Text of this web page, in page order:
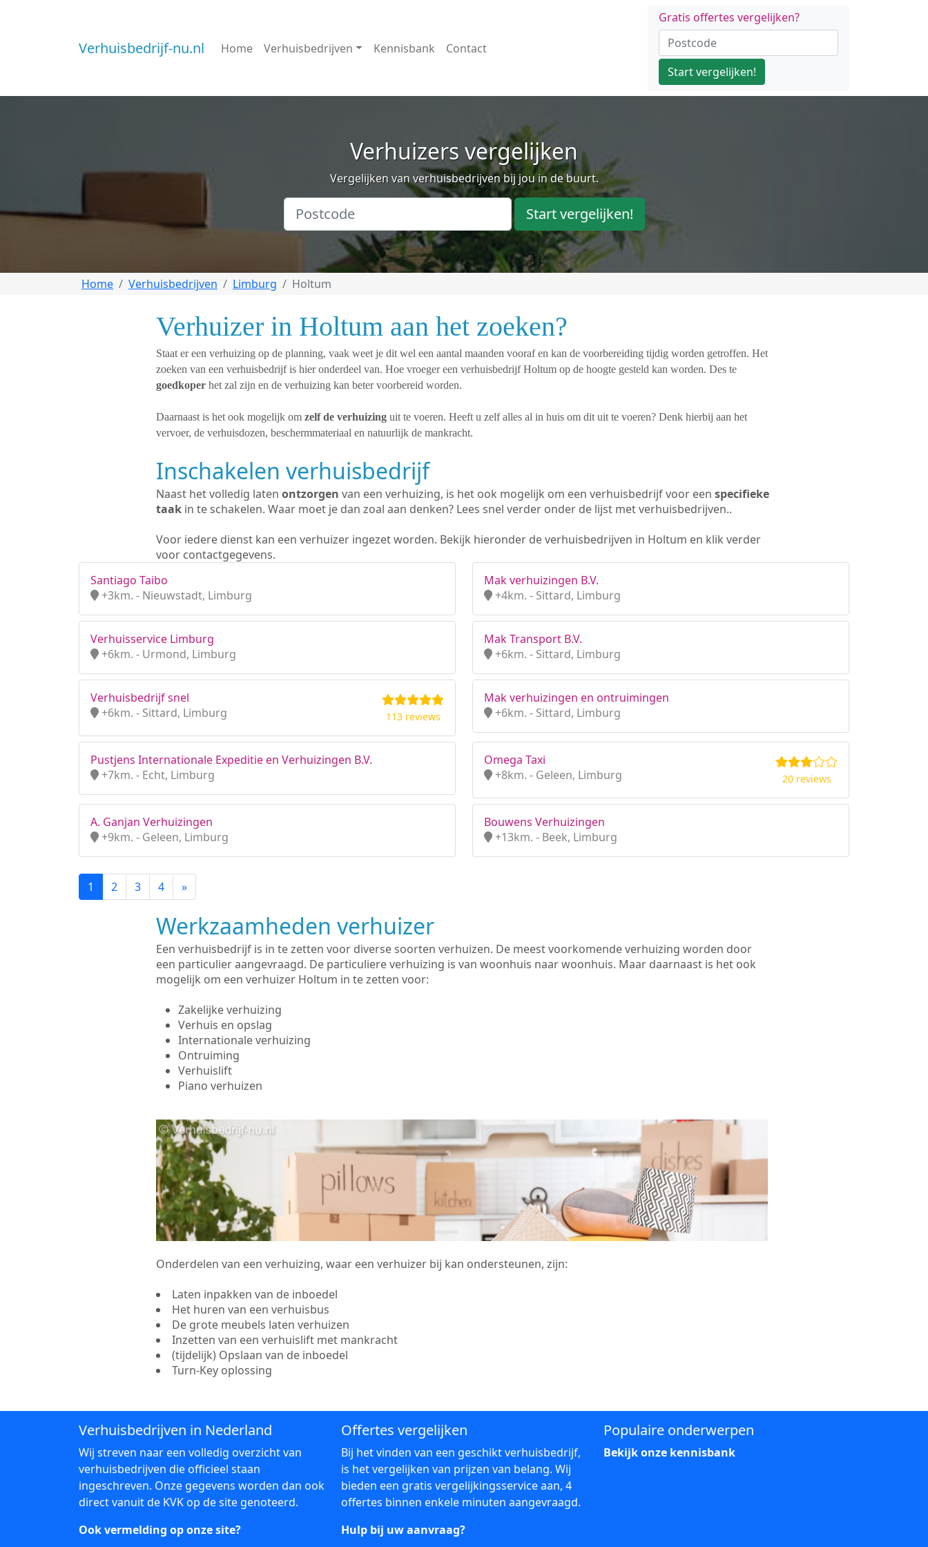
Verhuisbedrijf-nu.nl Home Verhuisbedrijven Kennisbank Contact
Gratis offertes vergelijken?
Start vergelijken!
Verhuizers vergelijken
Vergelijken van verhuisbedrijven bij jou in de buurt.
Start vergelijken!
Home Verhuisbedrijven Limburg Holtum
Verhuizer in Holtum aan het zoeken?
Staat er een verhuizing op de planning, vaak weet je dit wel een aantal maanden vooraf en kan de voorbereiding tijdig worden getroffen. Het
zoeken van een verhuisbedrijf is hier onderdeel van. Hoe vroeger een verhuisbedrijf Holtum op de hoogte gesteld kan worden. Des te
goedkoperhet zal zijn en de verhuizing kan beter voorbereid worden.
Daarnaast is het ook mogelijk om zelf de verhuizinguit te voeren. Heeft u zelf alles al in huis om dit uit te voeren? Denk hierbij aan het
vervoer, de verhuisdozen, beschermmateriaal en natuurlijk de mankracht.
Inschakelen verhuisbedrijf
Naast het volledig laten ontzorgen van een verhuizing, is het ook mogelijk om een verhuisbedrijf voor een specifieke
taakin te schakelen. Waar moet je dan zoal aan denken? Lees snel verder onder de lijst met verhuisbedrijven..
Voor iedere dienst kan een verhuizer ingezet worden. Bekijk hieronder de verhuisbedrijven in Holtum en klik verder
voor contactgegevens.
Santiago Taibo
+3km. - Nieuwstadt, Limburg
Mak verhuizingen B.V.
+4km. - Sittard, Limburg
Verhuisservice Limburg
+6km. - Urmond, Limburg
Mak Transport B.V.
+6km. - Sittard, Limburg
Verhuisbedrijf snel
+6km. - Sittard, Limburg
113 reviews
Mak verhuizingen en ontruimingen
+6km. - Sittard, Limburg
Pustjens Internationale Expeditie en Verhuizingen B.V.
+7km. - Echt, Limburg
Omega Taxi
+8km. - Geleen, Limburg
20 reviews
A. Ganjan Verhuizingen
+9km. - Geleen, Limburg
Bouwens Verhuizingen
+13km. - Beek, Limburg
1 2 3 4 »
Werkzaamheden verhuizer
Een verhuisbedrijf is in te zetten voor diverse soorten verhuizen. De meest voorkomende verhuizing worden door
een particulier aangevraagd. De particuliere verhuizing is van woonhuis naar woonhuis. Maar daarnaast is het ook
mogelijk om een verhuizer Holtum in te zetten voor:
Zakelijke verhuizing
Verhuis en opslag
Internationale verhuizing
Ontruiming
Verhuislift
Piano verhuizen
Onderdelen van een verhuizing, waar een verhuizer bij kan ondersteunen, zijn:
Laten inpakken van de inboedel
Het huren van een verhuisbus
De grote meubels laten verhuizen
Inzetten van een verhuislift met mankracht
(tijdelijk) Opslaan van de inboedel
Turn-Key oplossing
Verhuisbedrijven in Nederland
Wij streven naar een volledig overzicht van
verhuisbedrijven die officieel staan
ingeschreven. Onze gegevens worden dan ook
direct vanuit de KVK op de site genoteerd.
Ook vermelding op onze site?
Offertes vergelijken
Bij het vinden van een geschikt verhuisbedrijf,
is het vergelijken van prijzen van belang. Wij
bieden een gratis vergelijkingsservice aan, 4
offertes binnen enkele minuten aangevraagd.
Hulp bij uw aanvraag?
Populaire onderwerpen
Bekijk onze kennisbank